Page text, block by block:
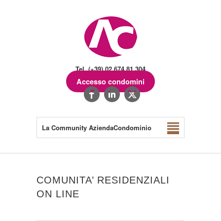
Tel. (+39) 02.674.81.304
Accesso condomini
La Community AziendaCondominio
COMUNITA’ RESIDENZIALI
ON LINE